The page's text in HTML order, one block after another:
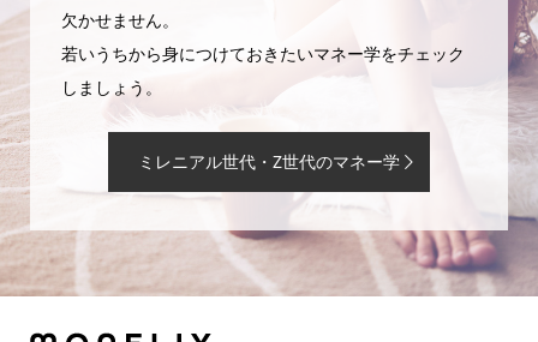
欠かせません。
若いうちから身につけておきたいマネー学をチェック
しましょう。
ミレニアル世代・Z世代のマネー学